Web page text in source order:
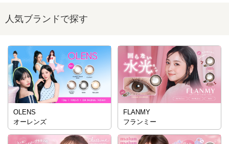
人気ブランドで探す
OLENS
オーレンズ
FLANMY
フランミー